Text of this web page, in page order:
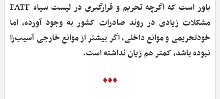
باور است که اگرچه تحریم و قرارگیری در لیست سیاه FATF
مشکلات زیادی در روند صادرات کشور به وجود آورده، اما
خودتحریمی و موانع داخلی، اگر بیشتر از موانع خارجی آسیب‌زا
نبوده باشد، کمتر هم زیان نداشته است.
♦♦♦